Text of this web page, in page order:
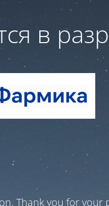
в
Thank you for your